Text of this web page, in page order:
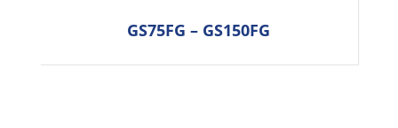
GS75FG – GS150FG